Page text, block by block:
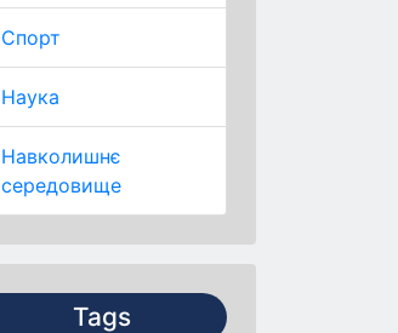
Спорт
Наука
Навколишнє
середовище
Tags